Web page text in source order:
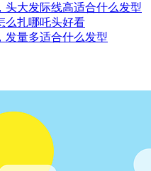
头大发际线高适合什么发型
么扎哪吒头好看
发量多适合什么发型